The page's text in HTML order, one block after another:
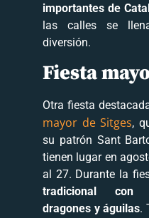
importantes de
las calles se
diversión.
Fiesta
Otra fiesta
mayor de Sitges,
su patrón Sant
tienen lugar en
al 27. Durante la
tradicional con
dragones y águilas.